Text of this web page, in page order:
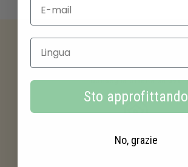
Consegna offerta da 59€
vostri acquisti
Seleziona la lingua
Sto approfittando
No, grazie